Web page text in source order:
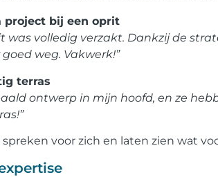
project bij een oprit
was volledig verzakt. Dankzij de
weg. Vakwerk!”
terras
ontwerp in mijn hoofd, en ze
voor zich en laten zien wat